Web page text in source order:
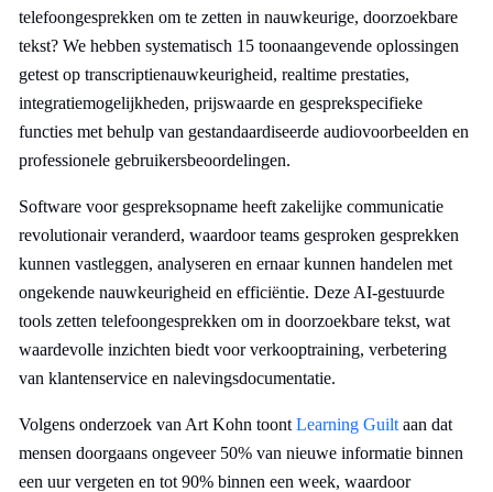
telefoongesprekken om te zetten in nauwkeurige, doorzoekbare
tekst? We hebben systematisch 15 toonaangevende oplossingen
getest op transcriptienauwkeurigheid, realtime prestaties,
integratiemogelijkheden, prijswaarde en gesprekspecifieke
functies met behulp van gestandaardiseerde audiovoorbeelden en
professionele gebruikersbeoordelingen.
Software voor gespreksopname heeft zakelijke communicatie
revolutionair veranderd, waardoor teams gesproken gesprekken
kunnen vastleggen, analyseren en ernaar kunnen handelen met
ongekende nauwkeurigheid en efficiëntie. Deze AI-gestuurde
tools zetten telefoongesprekken om in doorzoekbare tekst, wat
waardevolle inzichten biedt voor verkooptraining, verbetering
van klantenservice en nalevingsdocumentatie.
Volgens onderzoek van Art Kohn toont Learning Guilt aan dat
mensen doorgaans ongeveer 50% van nieuwe informatie binnen
een uur vergeten en tot 90% binnen een week, waardoor